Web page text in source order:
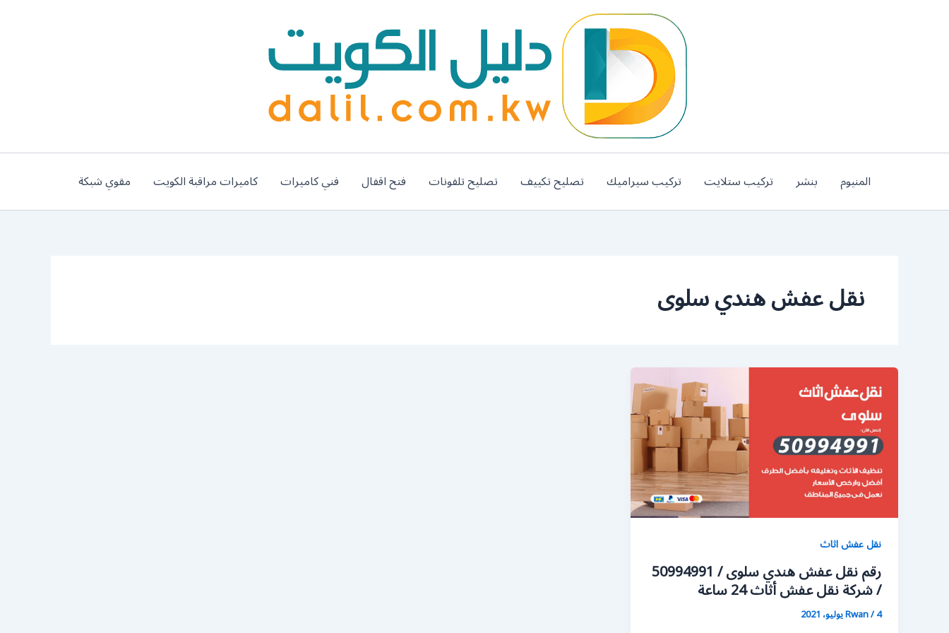
المنيوم بنشر تركيب ستلايت تركيب سيراميك تصليح تكييف تصليح تلفونات فتح اقفال فني كاميرات كاميرات مراقبة الكويت مقوي شبكة
نقل عفش هندي سلوى
نقل عفش اثاث
رقم نقل عفش هندي سلوى / 50994991
/ شركة نقل عفش أثاث 24 ساعة
Rwan/4 يوليو، 2021